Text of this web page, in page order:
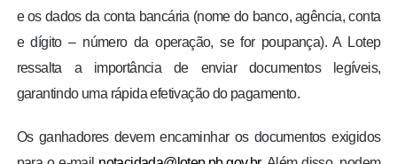
e os dados da conta bancária (nome do banco, agência, conta
e dígito – número da operação, se for poupança). A Lotep
ressalta a importância de enviar documentos legíveis,
garantindo uma rápida efetivação do pagamento.
Os ganhadores devem encaminhar os documentos exigidos